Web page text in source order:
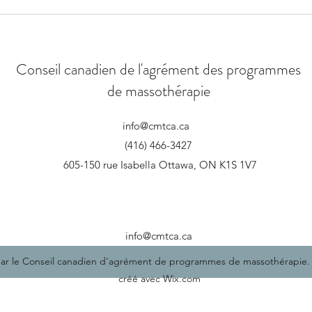
Conseil canadien de l'agrément des programmes
de massothérapie
info@cmtca.ca
(416) 466-3427
605-150 rue Isabella Ottawa, ON K1S 1V7
info@cmtca.ca
le Conseil canadien d'agrément de programmes de
créé avec Wix.com